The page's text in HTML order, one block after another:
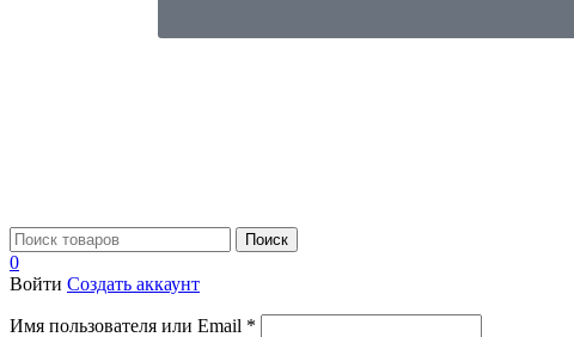
Поиск
0
Войти Создать аккаунт
Имя пользователя или Email *